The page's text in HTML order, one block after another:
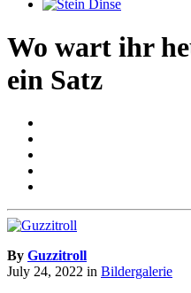
Wo wart ihr
ein Satz
By Guzzitroll
July 24, 2022 in Bildergalerie